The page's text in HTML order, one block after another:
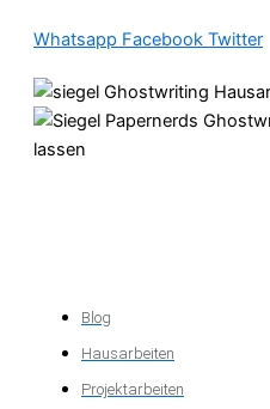
Whatsapp Facebook Twitter
Blog
Hausarbeiten
Projektarbeiten